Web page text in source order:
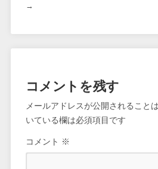
→
コメントを残す
メールアドレスが公開されること
いている欄は必須項目です
コメント ※